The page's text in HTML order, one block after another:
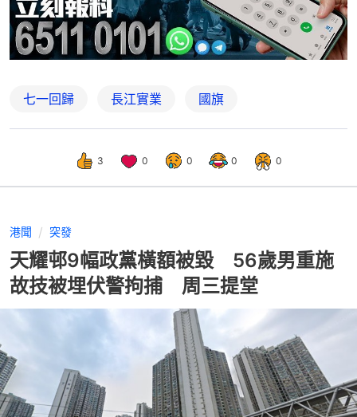
七一回歸 長江實業 國旗
3 0 0 0 0
港聞 突發
天耀邨9幅政黨橫額被毀 56歲男重施
故技被埋伏警拘捕 周三提堂